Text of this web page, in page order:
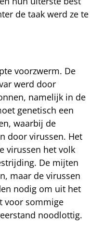
de taak werd ze te
voorzwerm. De
werd door
namelijk in de
genetisch een
waarbij de
door virussen. Het
virussen het volk
De mijten
maar de virussen
nodig om uit het
voor sommige
noodlottig.